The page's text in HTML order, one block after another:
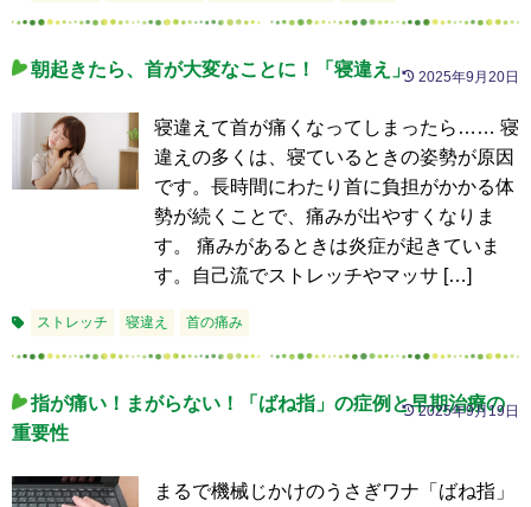
朝起きたら、首が大変なことに！「寝違え」 2025年9月20日
寝違えて首が痛くなってしまったら…… 寝
違えの多くは、寝ているときの姿勢が原因
です。長時間にわたり首に負担がかかる体
勢が続くことで、痛みが出やすくなりま
す。 痛みがあるときは炎症が起きていま
す。自己流でストレッチやマッサ […]
ストレッチ 寝違え 首の痛み
指が痛い！まがらない！「ばね指」の症例と早期治療の
重要性
2025年9月19日
まるで機械じかけのうさぎワナ「ばね指」